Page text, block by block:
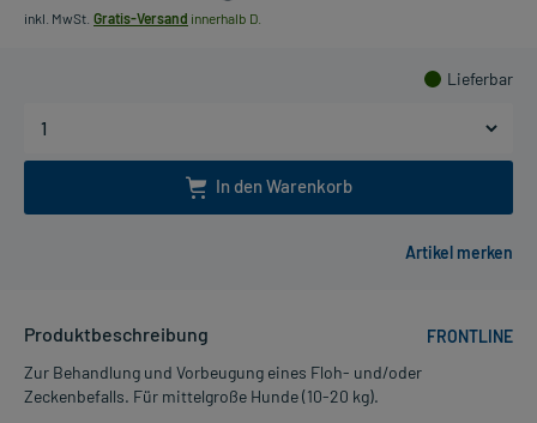
inkl. MwSt. Gratis-Versand innerhalb D.
Lieferbar
In den Warenkorb
Produktbeschreibung
FRONTLINE
Zur Behandlung und Vorbeugung eines Floh- und/oder
Zeckenbefalls. Für mittelgroße Hunde (10-20 kg).